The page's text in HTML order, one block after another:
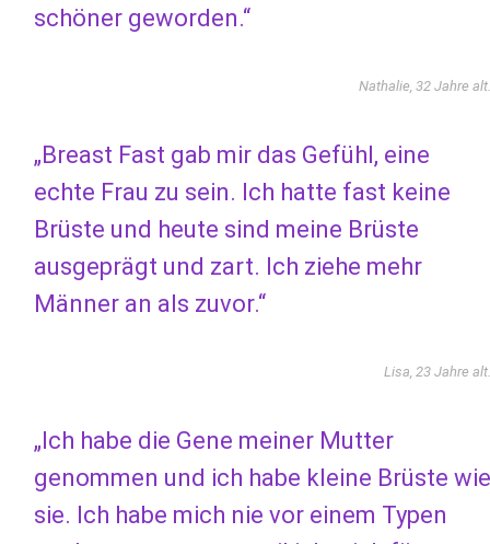
schöner geworden.“
Nathalie, 32 Jahre alt.
„Breast Fast gab mir das Gefühl, eine
echte Frau zu sein. Ich hatte fast keine
Brüste und heute sind meine Brüste
ausgeprägt und zart. Ich ziehe mehr
Männer an als zuvor.“
Lisa, 23 Jahre alt.
„Ich habe die Gene meiner Mutter
genommen und ich habe kleine Brüste wie
sie. Ich habe mich nie vor einem Typen